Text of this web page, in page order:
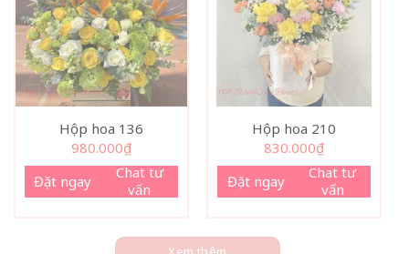
Hộp hoa 136
980.000₫
Đặt ngay
Chat tư
vấn
Hộp hoa 210
830.000₫
Đặt ngay
Chat tư
vấn